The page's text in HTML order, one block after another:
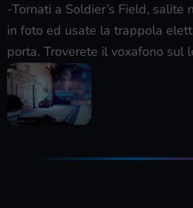
-Tornati a Soldier’s Field, salite
in foto ed usate la trappola
porta. Troverete il voxafono sul